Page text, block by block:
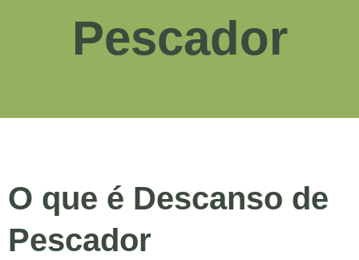
Pescador
O que é Descanso de
Pescador